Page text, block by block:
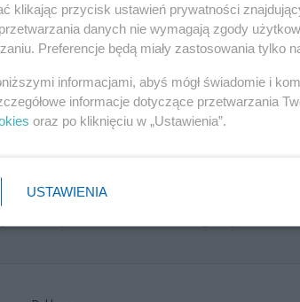
sparaliżowana. Rolnicy
klikając przycisk ustawień prywatności
danych nie wymagają zgody
Preferencje będą miały zastosowania tylko
informacjami, abyś mógł świadomie i
informacje dotyczące przetwarzania
oraz po kliknięciu w „Ustawienia”.
USTAWIENIA